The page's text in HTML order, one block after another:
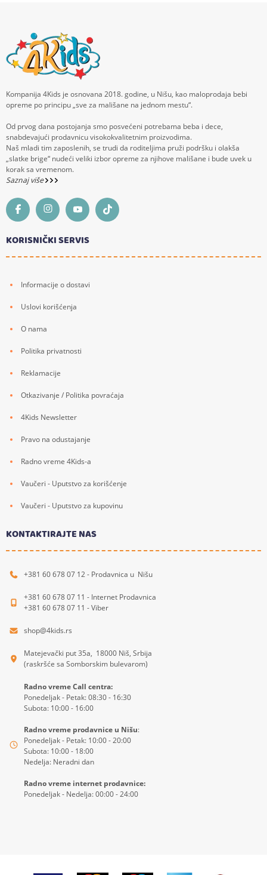
Kompanija 4Kids je osnovana 2018. godine, u Nišu, kao maloprodaja bebi
opreme po principu „sve za mališane na jednom mestu“.
Od prvog dana postojanja smo posvećeni potrebama beba i dece,
snabdevajući prodavnicu visokokvalitetnim proizvodima.
Naš mladi tim zaposlenih, se trudi da roditeljima pruži podršku i olakša
„slatke brige“ nudeći veliki izbor opreme za njihove mališane i bude uvek u
korak sa vremenom.
Saznaj više
KORISNIČKI SERVIS
Informacije o dostavi
Uslovi korišćenja
O nama
Politika privatnosti
Reklamacije
Otkazivanje / Politika povraćaja
4Kids Newsletter
Pravo na odustajanje
Radno vreme 4Kids-a
Vaučeri - Uputstvo za korišćenje
Vaučeri - Uputstvo za kupovinu
KONTAKTIRAJTE NAS
+381 60 678 07 12 - Prodavnica u Nišu
+381 60 678 07 11 - Internet Prodavnica
+381 60 678 07 11 - Viber
shop@4kids.rs
Matejevački put 35a, 18000 Niš, Srbija
(raskršće sa Somborskim bulevarom)
Radno vreme Call centra:
Ponedeljak - Petak: 08:30 - 16:30
Subota: 10:00 - 16:00
Radno vreme prodavnice u Nišu:
Ponedeljak - Petak: 10:00 - 20:00
Subota: 10:00 - 18:00
Nedelja: Neradni dan
Radno vreme internet prodavnice:
Ponedeljak - Nedelja: 00:00 - 24:00